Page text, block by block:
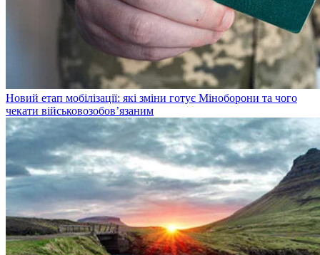
Новий етап мобілізації: які зміни готує Міноборони та чого
чекати військовозобов’язаним